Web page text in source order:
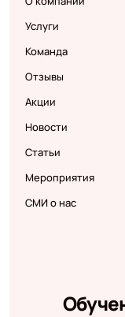
Услуги
Команда
Отзывы
Акции
Новости
Статьи
Мероприятия
СМИ о нас